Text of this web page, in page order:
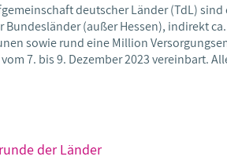
deutscher Länder (TdL)
(außer Hessen), indirekt
sowie rund eine Million
7. bis 9. Dezember 2023 vereinbart.
der Länder